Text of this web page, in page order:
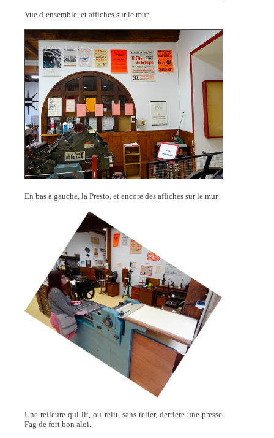
Vue d’ensemble, et affiches sur le mur.
En bas à gauche, la Presto, et encore des affiches sur le mur.
Une relieure qui lit, ou relit, sans relier, derrière une presse
Fag de fort bon aloi.